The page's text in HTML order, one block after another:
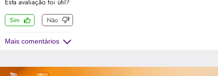
Esta avaliação foi útil?
Sim Não
Mais comentários